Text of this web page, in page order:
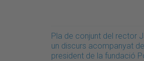
Pla de conjunt del rector
un discurs acompanyat
president de la fundació